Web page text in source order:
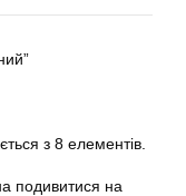
з 8 елементів.
подивитися на